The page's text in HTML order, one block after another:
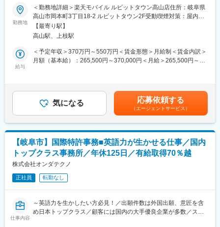
レーション管理、システム・インフラ整備までを一括して提供し
ています。
変更の範囲：会社の定める業務
■このポジションの魅力：
◇未経験でも成長しやすいシンプルなオペレーション
料金体系が他キャリアよりシンプル覚えやすく、提案力を磨きや
く、早期に独り立ちが可能です。
◇事業づくりに携われるやりがい
■キャリアパス：
スタッフ（R CREW）としてご活躍いただいたのち、約1年で店長
昇格を目指していただきます。その後はスーパーバイザー
（RSV）やマネージャーなど、より広い領域で活躍いただけるキ
ャリアがあります。
■組織構成：
1店舗あたり店長1名、スタッフ5～15名で運営。チームワークを
■当社について：
当社は2023年2月に設立された楽天グループ100％出資の新会社
料金プラン・楽天カード・楽天市場・楽天ポイントなど、楽天経
済圏のサービスを総合的にご提案します。
単なる携帯販売ではなく、楽天グループ唯一の対面チャネルとし
て、お客様の生活を豊かにするトータルサポートを行うポジショ
ンです。
■具体的には：
内
・スマホ初期設定・データ移行サポート
・シフト管理、教育、評価
・店舗での電話応対
・在庫管理、売り場づくり、POP作成
・KPI管理・数値振り返り
・店舗会議・研修への参加
・キャンペーン企画などの集客施策
■教育体制：
入社後1ヶ月は店舗で実践研修を実施。サービス知識・業務の流れ
を基礎から学べ、楽天グループ共通のeラーニングでビジネススキ
勤務地
＜勤務地詳細＞楽天モバイル ルビットタウン高山店住所：岐阜県
高山市岡本町3丁目18-2 ルビットタウン2F受動喫煙対策：屋内全
面禁煙変更の範囲：会社の定める事業所
【最寄り駅】
高山駅、上枝駅
給与
＜予定年収＞370万円～550万円＜賃金形態＞月給制＜賃金内訳＞
月額（基本給）：265,500円～370,000円＜月給＞265,500円～
気になる 応募依頼する
（エージェントサービス）
【岐阜市】国際特許事務■英語力が生かせる仕事／国内
トップクラス事務所／年休125日／有給取得70％越
株式会社オンダテクノ
正社員 転勤なし
仕事内容
～英語力を生かしたい方必見！／出願件数は外国出願、意匠を含
め日本トップクラス／顧客には国内の大手優良企業が多数／ステ